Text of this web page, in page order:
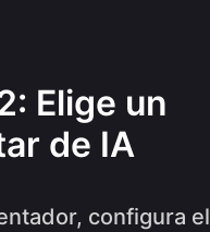
Elige un
de IA
configura el